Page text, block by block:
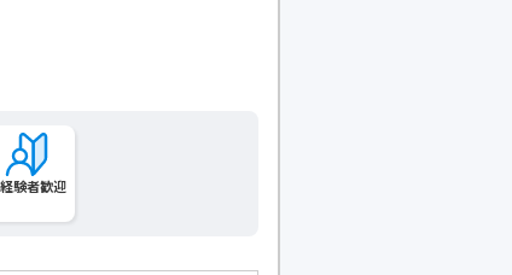
験者歓迎